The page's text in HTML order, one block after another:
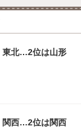
東北…2位は山形
関西…2位は関西